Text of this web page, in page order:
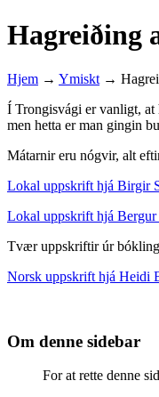
Hagreiðing
Hjem → Ymiskt →
Í Trongisvági er vanligt,
men hetta er man gingin
Mátarnir eru nógvir, alt
Lokal uppskrift hjá Birgir
Lokal uppskrift hjá Bergur
Tvær uppskriftir úr
Norsk uppskrift hjá Heidi
Om denne sidebar
For at rette denne